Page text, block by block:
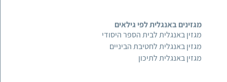
מגזינים באנגלית לפי גילאים
מגזין באנגלית לבית הספר היסודי
מגזין באנגלית לחטיבת הביניים
מגזין באנגלית לתיכון